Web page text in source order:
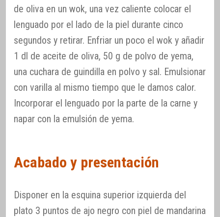
de oliva en un wok, una vez caliente colocar el
lenguado por el lado de la piel durante cinco
segundos y retirar. Enfriar un poco el wok y añadir
1 dl de aceite de oliva, 50 g de polvo de yema,
una cuchara de guindilla en polvo y sal. Emulsionar
con varilla al mismo tiempo que le damos calor.
Incorporar el lenguado por la parte de la carne y
napar con la emulsión de yema.
Acabado y presentación
Disponer en la esquina superior izquierda del
plato 3 puntos de ajo negro con piel de mandarina